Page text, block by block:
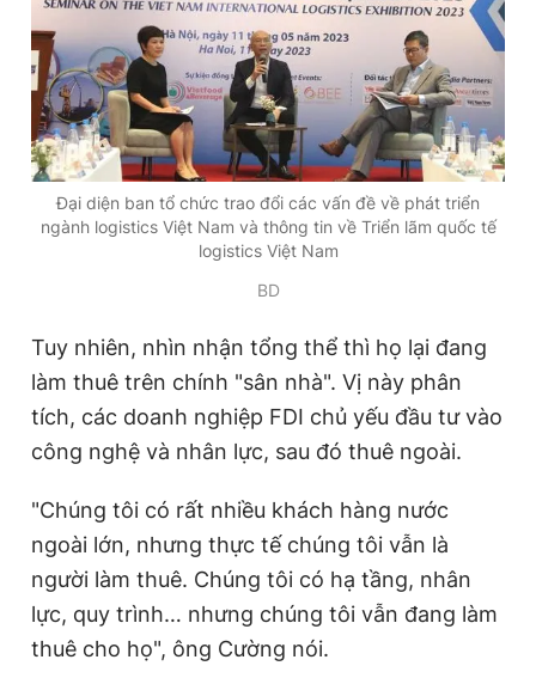
Đặt báo Quảng cáo RSS Tòa soạn Chính sách bảo
Tổng biên tập: Nguyễn Ngọc Toàn
Phó tổng biên tập thường trực: Hải Thành
Phó tổng biên tập: Lâm Hiếu Dũng
Phó tổng biên tập: Trần Việt Hưng
Tổng thư ký tòa soạn: Đức Trung
Giấy phép xuất bản số 110/GP - BTTTT cấp ngày 24.3.2020
© 2003-2026 Bản quyền thuộc về Báo Thanh Niên. Cấm sao
chép dưới mọi hình thức nếu không có sự chấp thuận bằng văn
bản. Phát triển bởi ePi Technologies, JSC.
Đại diện ban tổ chức trao đổi các vấn đề về phát triển
ngành logistics Việt Nam và thông tin về Triển lãm quốc tế
logistics Việt Nam
BD
Tuy nhiên, nhìn nhận tổng thể thì họ lại đang
làm thuê trên chính "sân nhà". Vị này phân
tích, các doanh nghiệp FDI chủ yếu đầu tư vào
công nghệ và nhân lực, sau đó thuê ngoài.
"Chúng tôi có rất nhiều khách hàng nước
ngoài lớn, nhưng thực tế chúng tôi vẫn là
người làm thuê. Chúng tôi có hạ tầng, nhân
lực, quy trình… nhưng chúng tôi vẫn đang làm
thuê cho họ", ông Cường nói.